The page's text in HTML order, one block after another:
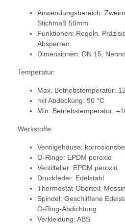
Anwendungsbereich:
Stichmaß 50mm
Funktionen: Regeln,
Absperren
Dimensionen: DN 15,
Temperatur:
Max. Betriebstemperatur:
mit Abdeckung: 90 °C
Min. Betriebstemperatur:
Werkstoffe:
Ventilgehäuse:
O-Ringe: EPDM peroxid
Ventilteller: EPDM peroxid
Druckfeder: Edelstahl
Thermostat-Oberteil:
Spindel: Geschliffene
O-Ring-Abdichtung
Verkleidung: ABS